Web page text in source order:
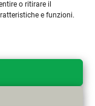
o ritirare il
e funzioni.